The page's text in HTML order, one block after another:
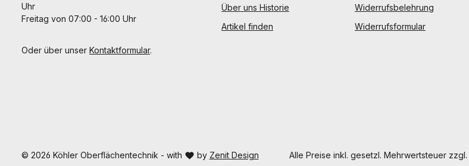
Uhr
Freitag von 07:00 - 16:00 Uhr
Oder über unser Kontaktformular.
Über uns Historie
Artikel finden
Widerrufsbelehrung
Widerrufsformular
© 2026 Köhler Oberflächentechnik - with by Zenit Design Alle Preise inkl. gesetzl. Mehrwertsteuer zzgl.